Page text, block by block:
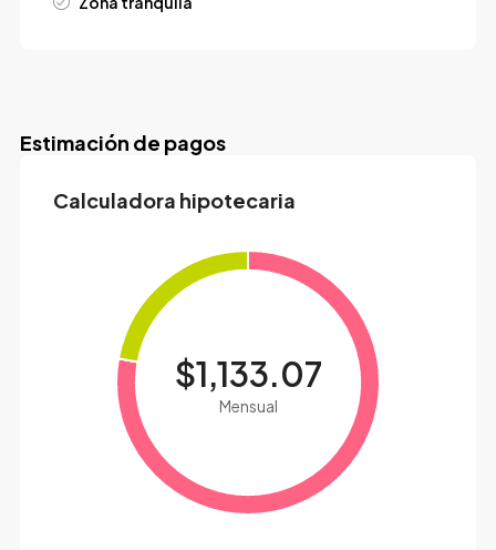
Estimación de pagos
Calculadora hipotecaria
$1,133.07
Mensual